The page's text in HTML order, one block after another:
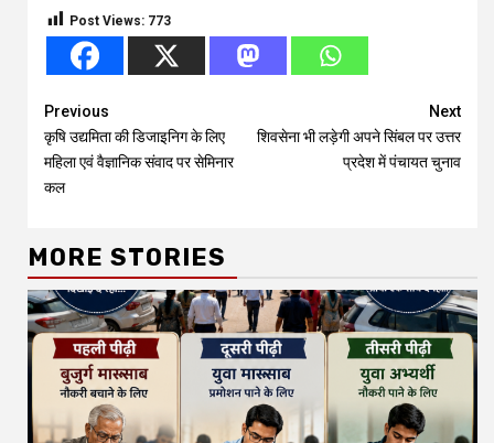
Post Views: 773
Continue
Reading
Previous
कृषि उद्यमिता की डिजाइनिग के लिए
महिला एवं वैज्ञानिक संवाद पर सेमिनार
कल
Next
शिवसेना भी लड़ेगी अपने सिंबल पर उत्तर
प्रदेश में पंचायत चुनाव
MORE STORIES